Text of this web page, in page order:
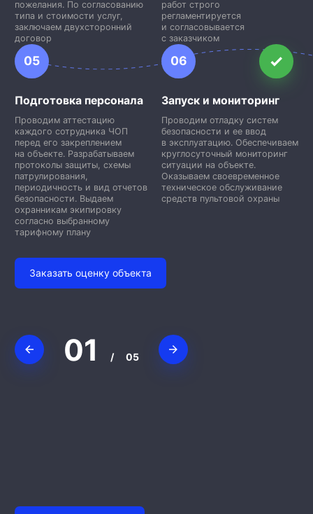
пожелания. По согласованию
типа и стоимости услуг,
заключаем двухсторонний
договор
работ строго
регламентируется
и согласовывается
с заказчиком
05
Подготовка персонала
Проводим аттестацию
каждого сотрудника ЧОП
перед его закреплением
на объекте. Разрабатываем
протоколы защиты, схемы
патрулирования,
периодичность и вид отчетов
безопасности. Выдаем
охранникам экипировку
согласно выбранному
тарифному плану
06
Запуск и мониторинг
Проводим отладку систем
безопасности и ее ввод
в эксплуатацию. Обеспечиваем
круглосуточный мониторинг
ситуации на объекте.
Оказываем своевременное
техническое обслуживание
средств пультовой охраны
Заказать оценку объекта
01 / 05